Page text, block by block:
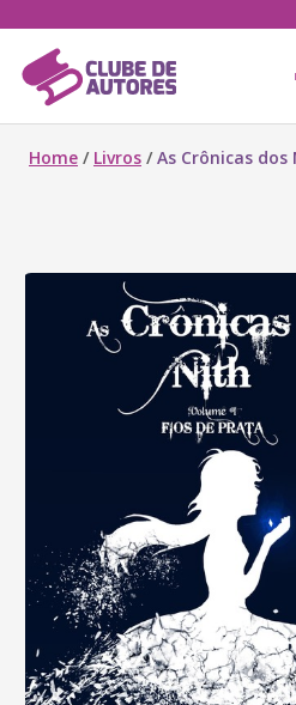
Home / Livros /As Crônicas dos